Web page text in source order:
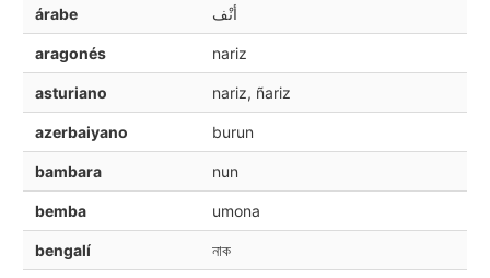
árabe أنْف
aragonés nariz
asturiano nariz, ñariz
azerbaiyano burun
bambara nun
bemba umona
bengalí নাক